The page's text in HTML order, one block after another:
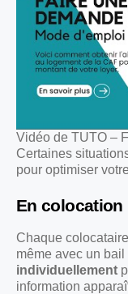
Vidéo de TUTO –
Certaines
pour optimiser
En colocation
Chaque
même avec un
individuellement
information